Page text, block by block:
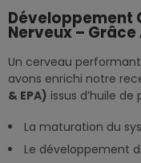
Développement
Nerveux – Grâce
Un cerveau
avons enrichi notre
& EPA) issus d’huile
La maturation du
Le développement